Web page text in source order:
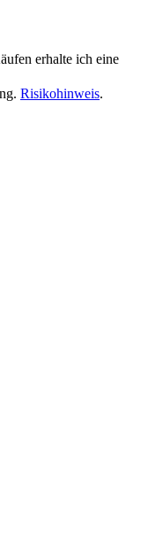
erhalte ich eine
Risikohinweis.